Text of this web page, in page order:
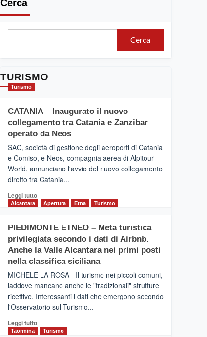
Cerca
Cerca
TURISMO
Turismo
CATANIA – Inaugurato il nuovo
collegamento tra Catania e Zanzibar
operato da Neos
SAC, società di gestione degli aeroporti di Catania
e Comiso, e Neos, compagnia aerea di Alpitour
World, annunciano l'avvio del nuovo collegamento
diretto tra Catania...
Leggi tuttoLeggi
CATANIA
–
Inaugurato
il
collegamento
tra
Catania
e
operato
da
Alcantara Apertura Etna Turismo
PIEDIMONTE ETNEO – Meta turistica
privilegiata secondo i dati di Airbnb.
Anche la Valle Alcantara nei primi posti
nella classifica siciliana
MICHELE LA ROSA - Il turismo nei piccoli comuni,
laddove mancano anche le "tradizionali" strutture
ricettive. Interessanti i dati che emergono secondo
l'Osservatorio sul Turismo...
Leggi tuttoLeggi
Taormina Turismo